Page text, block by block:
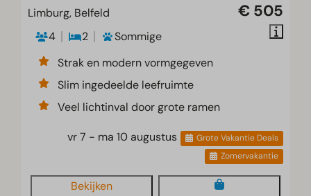
€ 505
Limburg, Belfeld
4
2
Sommige
Strak en modern vormgegeven
Slim ingedeelde leefruimte
Veel lichtinval door grote ramen
vr 7 - ma 10 augustus
Grote Vakantie Deals
Zomervakantie
Bekijken